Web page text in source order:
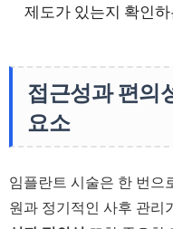
제도가 있는지 확인
접근성과 편의
요소
임플란트 시술은 한 번으
원과 정기적인 사후 관리